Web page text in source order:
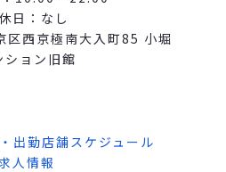
日：なし
区西京極南大入町85 小堀
ション旧館
出勤店舗スケジュール
人情報